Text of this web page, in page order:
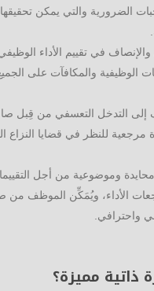
الضرورية والتي يمكن
في تقييم الأداء
الوظيفية والمكافآت على
إلى التدخل التعسفي من قِبل
مرجعية للنظر في قضايا النزاع
وموضوعية من أجل
الأداء، ويُمَكِّن الموظف من
واحترافي.
مميزة؟